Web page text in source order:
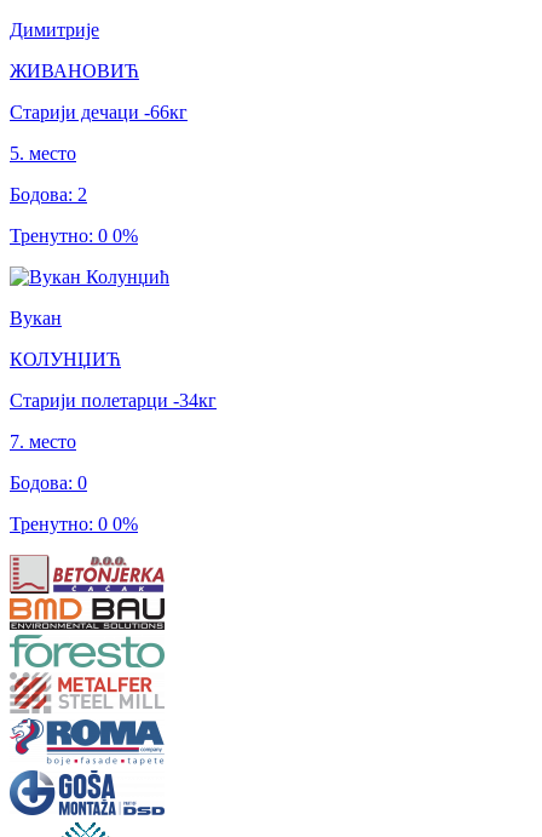
Димитрије
ЖИВАНОВИЋ
Старији дечаци -66кг
5. место
Бодова: 2
Тренутно: 0 0%
Вукан
КОЛУНЏИЋ
Старији полетарци -34кг
7. место
Бодова: 0
Тренутно: 0 0%